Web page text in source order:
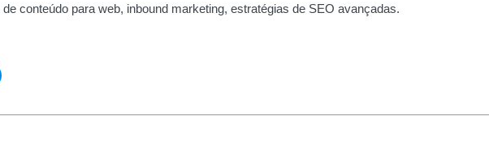
de conteúdo para web, inbound marketing, estratégias de SEO avançadas.